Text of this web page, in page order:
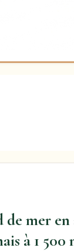
mer
à 1 500